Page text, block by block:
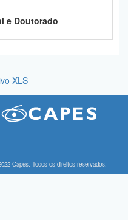
e Doutorado
XLS
Capes. Todos os direitos reservados.